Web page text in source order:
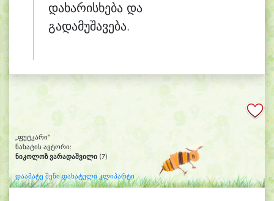
დახარისხება და
გადამუშავება.
„ფუტკარი“
ნახატის ავტორი:
ნიკოლოზ ვარადაშვილი (7)
დაამატე შენი დახატული კლიპარტი